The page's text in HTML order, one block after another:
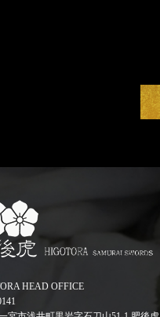
HEAD OFFICE